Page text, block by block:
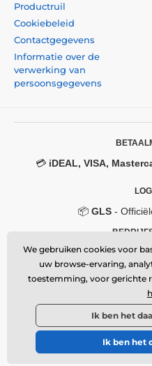
Productruil
Cookiebeleid
Contactgegevens
Informatie over de
verwerking van
persoonsgegevens
💳 iDEAL, VISA,
📦 GLS-
Okružní 361/14, 747
VAT:
🔒
© 2026 www.momanio.nl ⦁
We gebruiken cookies voor
uw browse-ervaring,
toestemming, voor gerichte
Ik ben het
Ik ben het